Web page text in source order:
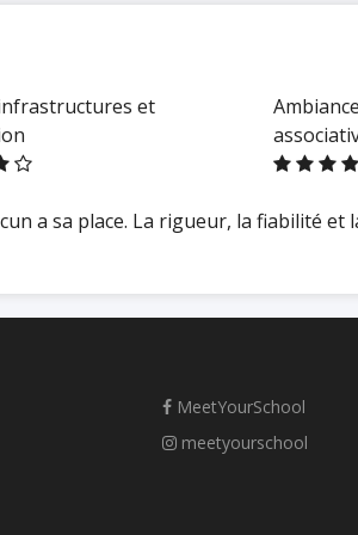
et
a sa place. La rigueur, la fiabilité et
MeetYourSchool
meetyourschool